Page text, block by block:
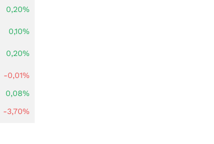
0,20%
0,10%
0,20%
-0,01%
0,08%
-3,70%